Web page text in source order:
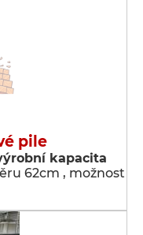
pile
kapacita
62cm , možnost